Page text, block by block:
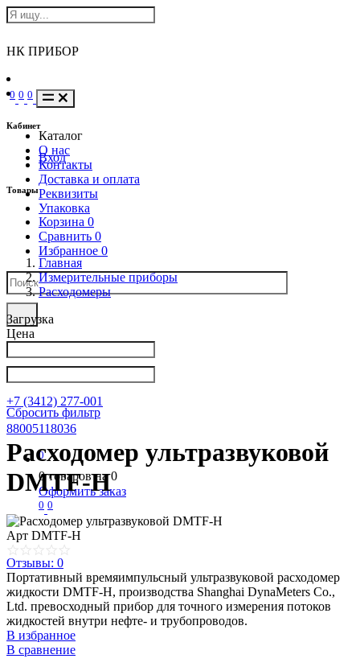
НК ПРИБОР
Кабинет
Вход
Товары
Корзина 0
Сравнить 0
Избранное 0
Написать в Телеграм
+7 (3412) 277-001
88005118036
0
0 товаров на0
Оформить заказ
0 0
0 0 0
Каталог
О нас
Контакты
Доставка и оплата
Реквизиты
Упаковка
Главная
Измерительные приборы
Расходомеры
Загрузка
Цена
Сбросить фильтр
Расходомер ультразвуковой
DMTF-H
Арт DMTF-H
Отзывы: 0
Портативный времяимпульсный ультразвуковой расходомер
жидкости DMTF-H, производства Shanghai DynaMeters Co.,
Ltd. превосходный прибор для точного измерения потоков
жидкостей внутри нефте- и трубопроводов.
В избранное
В сравнение